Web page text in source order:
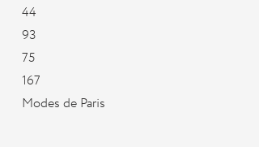
44
93
75
167
Modes de Paris